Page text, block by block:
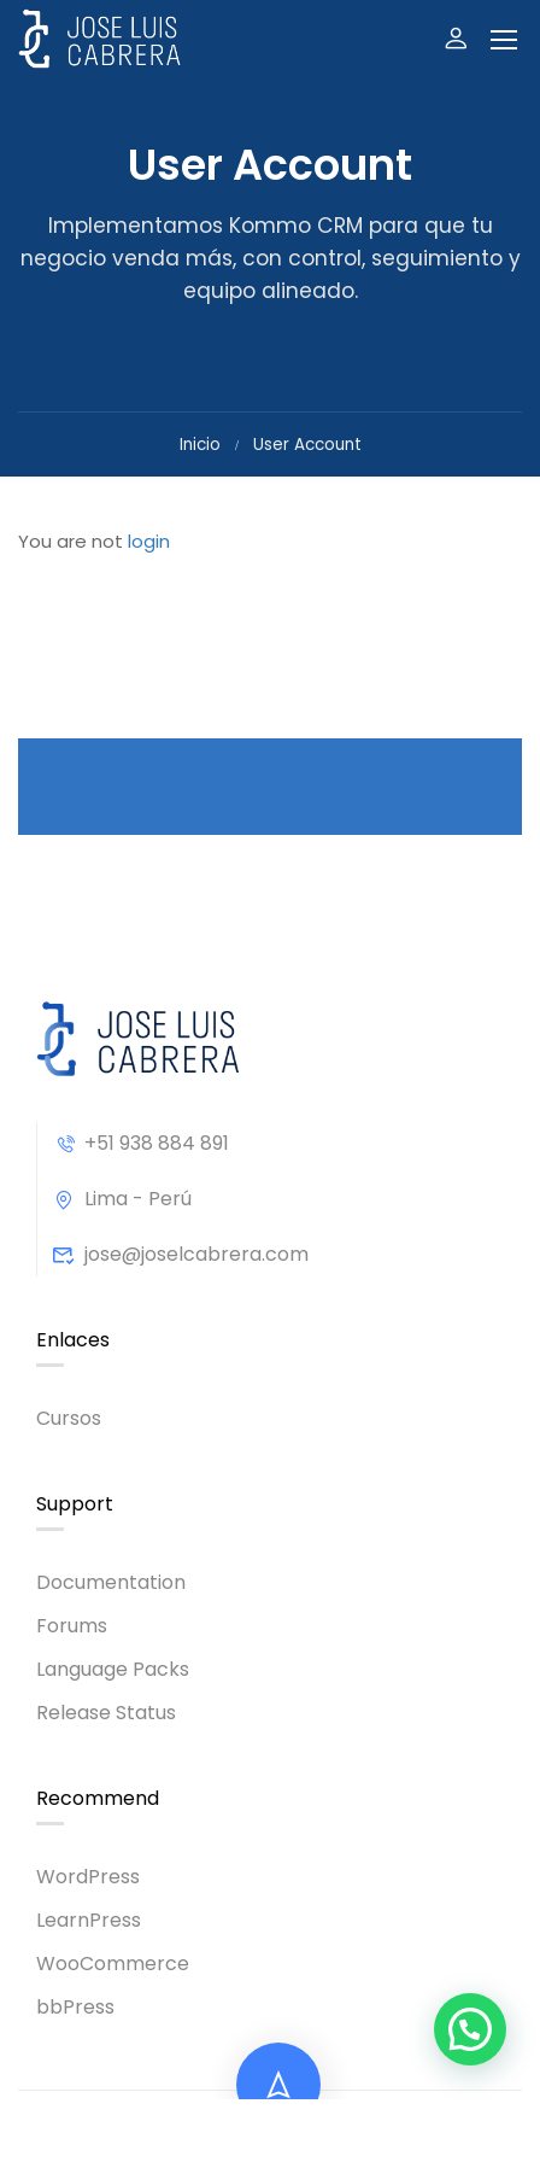
User Account
Implementamos Kommo CRM para que tu
negocio venda más, con control, seguimiento y
equipo alineado.
Inicio User Account
You are not login
+51 938 884 891
Lima - Perú
jose@joselcabrera.com
Enlaces
Cursos
Support
Documentation
Forums
Language Packs
Release Status
Recommend
WordPress
LearnPress
WooCommerce
bbPress